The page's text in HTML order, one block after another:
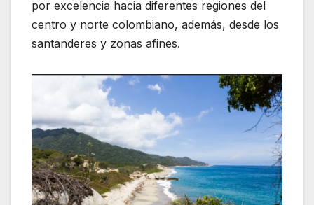
por excelencia hacia diferentes regiones del
centro y norte colombiano, además, desde los
santanderes y zonas afines.